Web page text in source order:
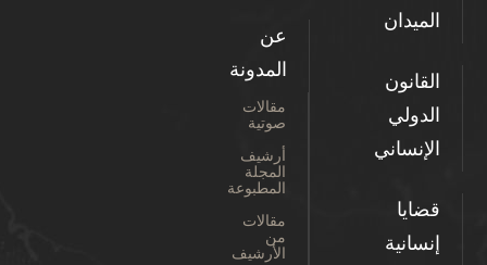
الميدان
القانون
الدولي
الإنساني
قضايا
إنسانية
عن
المدونة
مقالات
صوتية
أرشيف
المجلة
المطبوعة
مقالات
من
الأرشيف